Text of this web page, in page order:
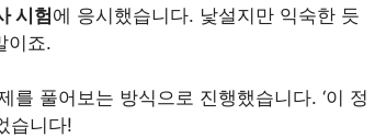
시험에 응시했습니다. 낯설지만 익숙한 듯
이죠.
풀어보는 방식으로 진행했습니다. ‘이 정
습니다!